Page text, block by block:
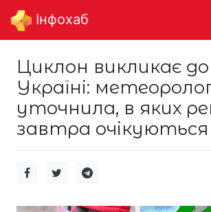
Інфохаб
Циклон викликає
Україні:
уточнила, в яких
завтра очікуються